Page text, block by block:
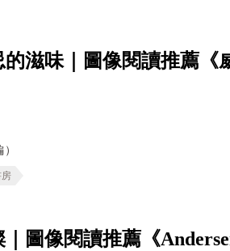
滋味｜圖像閱讀推薦《
圖像閱讀推薦《